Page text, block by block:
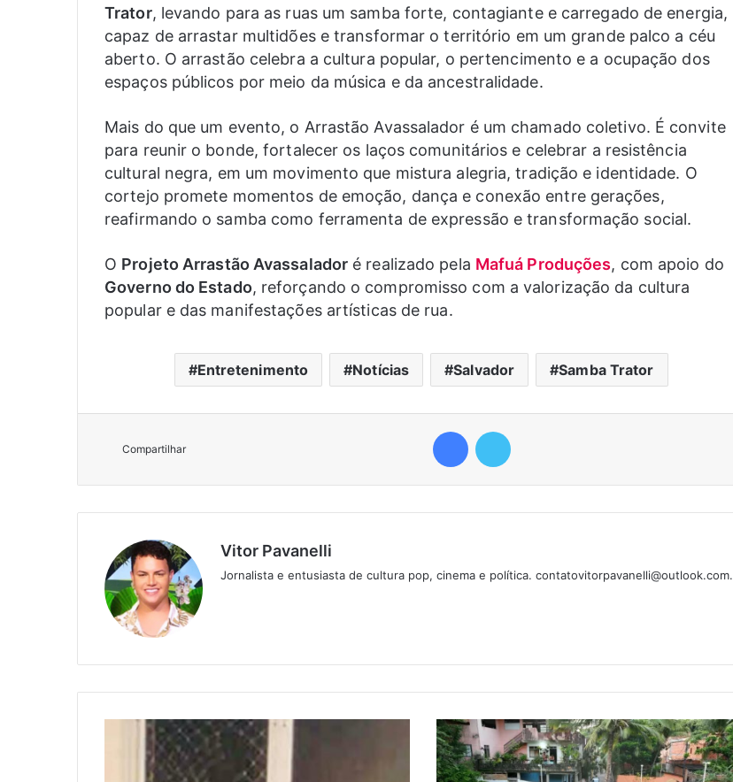
Trator, levando para as ruas um samba forte, contagiante e carregado de energia,
capaz de arrastar multidões e transformar o território em um grande palco a céu
aberto. O arrastão celebra a cultura popular, o pertencimento e a ocupação dos
espaços públicos por meio da música e da ancestralidade.
Mais do que um evento, o Arrastão Avassalador é um chamado coletivo. É convite
para reunir o bonde, fortalecer os laços comunitários e celebrar a resistência
cultural negra, em um movimento que mistura alegria, tradição e identidade. O
cortejo promete momentos de emoção, dança e conexão entre gerações,
reafirmando o samba como ferramenta de expressão e transformação social.
O Projeto Arrastão Avassalador é realizado pela Mafuá Produções, com apoio do
Governo do Estado, reforçando o compromisso com a valorização da cultura
popular e das manifestações artísticas de rua.
Entretenimento Notícias Salvador Samba Trator
Compartilhar
Facebook
Vitor Pavanelli
Jornalista e entusiasta de cultura pop, cinema e política. contatovitorpavanelli@outlook.com.